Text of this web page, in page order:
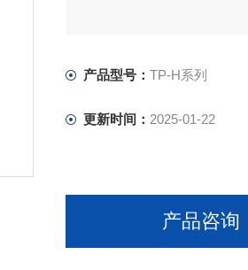
产品型号： TP-H系列
更新时间： 2025-01-22
产品咨询